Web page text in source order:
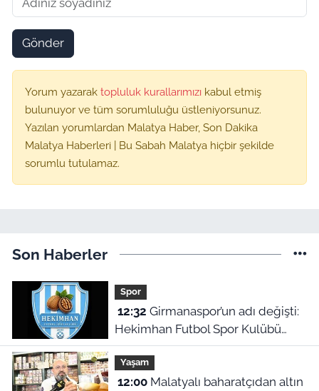
Gönder
Yorum yazarak topluluk kurallarımızı kabul etmiş
bulunuyor ve tüm sorumluluğu üstleniyorsunuz.
Yazılan yorumlardan Malatya Haber, Son Dakika
Malatya Haberleri | Bu Sabah Malatya hiçbir şekilde
sorumlu tutulamaz.
Son Haberler
Spor
12:32
Hekimhan Futbol Spor Kulübü
geliyor
Yaşam
12:00Malatyalı baharatçıdan altın